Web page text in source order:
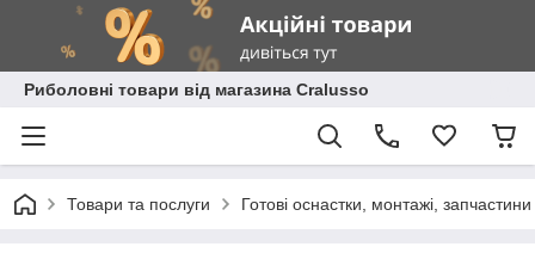
Риболовні товари від магазина Cralusso
Товари та послуги Готові оснастки, монтажі, запчастини